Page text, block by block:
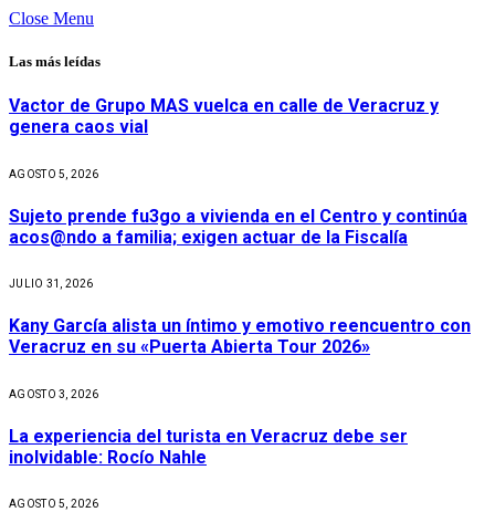
Close Menu
Las más leídas
Vactor de Grupo MAS vuelca en calle de Veracruz y
genera caos vial
AGOSTO 5, 2026
Sujeto prende fu3go a vivienda en el Centro y continúa
acos@ndo a familia; exigen actuar de la Fiscalía
JULIO 31, 2026
Kany García alista un íntimo y emotivo reencuentro con
Veracruz en su «Puerta Abierta Tour 2026»
AGOSTO 3, 2026
La experiencia del turista en Veracruz debe ser
inolvidable: Rocío Nahle
AGOSTO 5, 2026